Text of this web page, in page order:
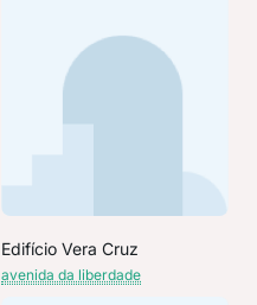
Edifício Vera Cruz
avenida da liberdade